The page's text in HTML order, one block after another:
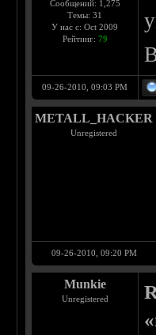
Сообщений: 1,275
Темы: 31
У нас с: Oct 2009
Рейтинг: 79
09-26-2010, 09:03 PM
METALL_HACKER
Unregistered
09-26-2010, 09:20 PM
Munkie
Unregistered